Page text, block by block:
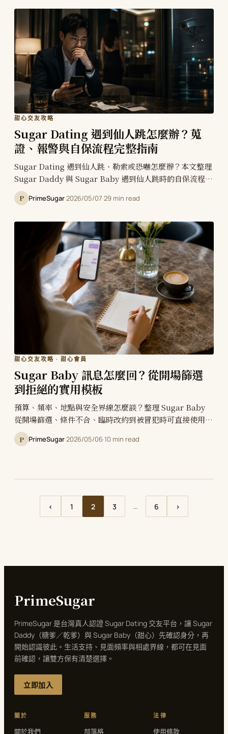
甜心交友攻略
Sugar Dating 遇到仙人跳怎麼辦？蒐
證、報警與自保流程完整指南
Sugar Dating 遇到仙人跳、勒索或恐嚇怎麼辦？本文整理
Sugar Daddy 與 Sugar Baby 遇到仙人跳時的自保流程，
包含立即撤離、保留證據、報警、165 反詐騙、平台檢舉、
私密影像威脅處理與後續風險控管，幫助您冷靜面對高風險
P PrimeSugar·2026/05/07·29 min read
甜心交友攻略 · 甜心會員
Sugar Baby 訊息怎麼回？從開場篩選
到拒絕的實用模板
預算、頻率、地點與安全界線怎麼談？整理 Sugar Baby
從開場篩選、條件不合、臨時改約到被冒犯時可直接使用的
訊息模板。
P PrimeSugar·2026/05/06·10 min read
‹ 1 2 3 … 6 ›
PrimeSugar
PrimeSugar 是台灣真人認證 Sugar Dating 交友平台，讓 Sugar
Daddy（糖爹／乾爹）與 Sugar Baby（甜心）先確認身分，再
開始認識彼此。生活支持、見面頻率與相處界線，都可在見面
前確認，讓雙方保有清楚選擇。
立即加入
關於
關於我們
服務
部落格
法律
使用條款